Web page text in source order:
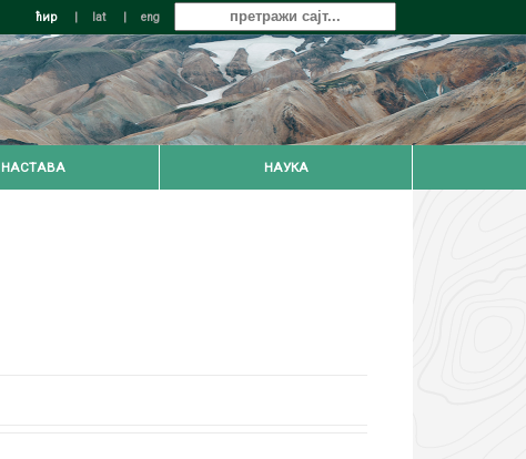
ћир | lat | eng
НАСТАВА НАУКА